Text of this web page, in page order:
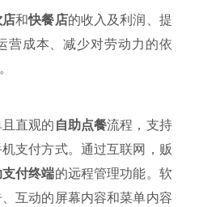
和快餐店的收入及利润、提
营成本、减少对劳动力的依
直观的自助点餐流程，支持
支付方式。通过互联网，贩
支付终端的远程管理功能。软
互动的屏幕内容和菜单内容